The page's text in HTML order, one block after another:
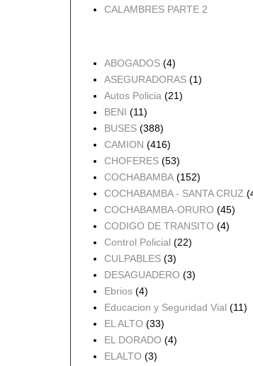
CALAMBRES PARTE 2
ABOGADOS (4)
ASEGURADORAS (1)
Autos Policia (21)
BENI (11)
BUSES (388)
CAMION (416)
CHOFERES (53)
COCHABAMBA (152)
COCHABAMBA - SANTA CRUZ
COCHABAMBA-ORURO (45)
CODIGO DE TRANSITO (4)
Control Policial (22)
CULPABLES (3)
DESAGUADERO (3)
Ebrios (4)
Educacion y Seguridad Vial (11)
EL ALTO (33)
EL DORADO (4)
ELALTO (3)